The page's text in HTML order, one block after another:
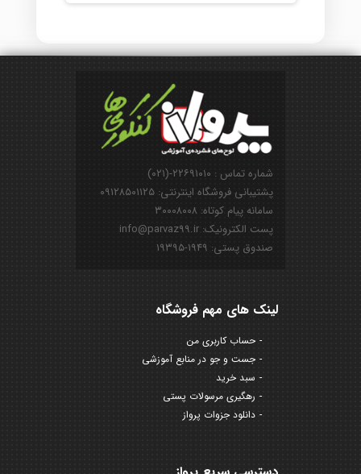
شماره تماس : ۲۲۶۹۱۰۱۰-(۰۲۱)
پشتیبانی فروشگاه اینترنتی: ۰۹۱۲۸۵۰۱۱۲۵
سامانه پیام کوتاه: ۳۰۰۰۸۰۰۸
پست الکترونیک: info@parvaz99.ir
صندوق پستی: ۱۹۴۹-۱۹۳۹۵
لینک های مهم فروشگاه
حساب کاربری من
جست و جو در منابع آموزشی
سبد خرید
رهگیری مرسولات پستی
دانلود جزوات پرواز